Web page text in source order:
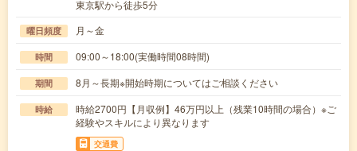
東京駅から徒歩5分
曜日頻度 月～金
時間 09:00～18:00(実働時間08時間)
期間 8月～長期※開始時期についてはご相談ください
時給
時給2700円【月収例】46万円以上（残業10時間の場合）※ご
経験やスキルにより異なります
交通費